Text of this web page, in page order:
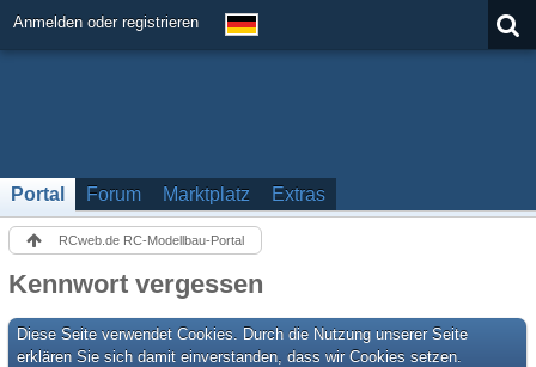
Anmelden oder registrieren
Portal Forum Marktplatz Extras
RCweb.de RC-Modellbau-Portal
Kennwort vergessen
Diese Seite verwendet Cookies. Durch die Nutzung unserer Seite
erklären Sie sich damit einverstanden, dass wir Cookies setzen.